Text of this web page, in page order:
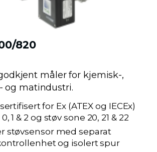
820
måler for kjemisk-,
og matindustri.
for Ex (ATEX og IECEx)
1 & 2 og støv sone 20, 21 & 22
støvsensor med separat
og isolert spur